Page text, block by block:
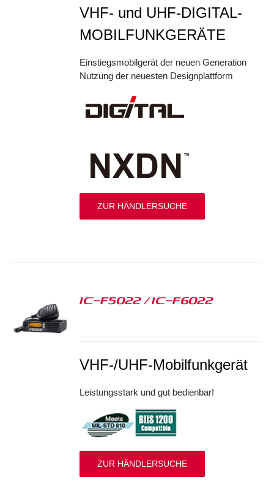
VHF- und UHF-DIGITAL-
MOBILFUNKGERÄTE
Einstiegsmobilgerät der neuen Generation
Nutzung der neuesten Designplattform
ZUR HÄNDLERSUCHE
IC-F5022 / IC-F6022
VHF-/UHF-Mobilfunkgerät
Leistungsstark und gut bedienbar!
ZUR HÄNDLERSUCHE